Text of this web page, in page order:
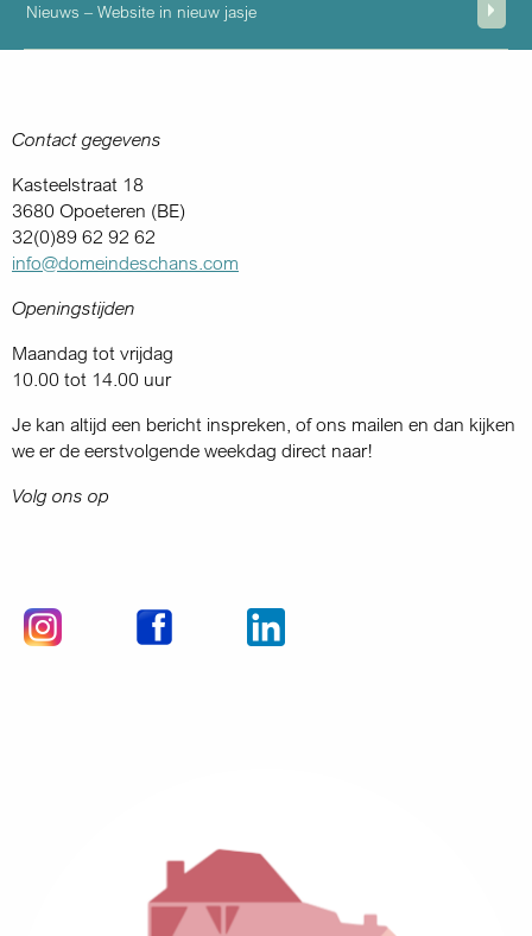
Nieuws – Website in nieuw jasje
Contact gegevens
Kasteelstraat 18
3680 Opoeteren (BE)
32(0)89 62 92 62
info@domeindeschans.com
Openingstijden
Maandag tot vrijdag
10.00 tot 14.00 uur
Je kan altijd een bericht inspreken, of ons mailen en dan kijken
we er de eerstvolgende weekdag direct naar!
Volg ons op